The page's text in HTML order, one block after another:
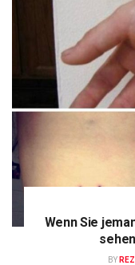
Wenn Sie
BY